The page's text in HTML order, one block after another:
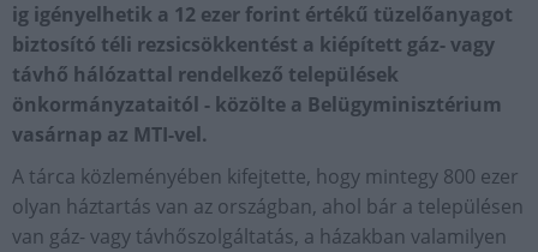
ig igényelhetik a 12 ezer forint értékű tüzelőanyagot
biztosító téli rezsicsökkentést a kiépített gáz- vagy
távhő hálózattal rendelkező települések
önkormányzataitól - közölte a Belügyminisztérium
vasárnap az MTI-vel.
A tárca közleményében kifejtette, hogy mintegy 800 ezer
olyan háztartás van az országban, ahol bár a településen
van gáz- vagy távhőszolgáltatás, a házakban valamilyen